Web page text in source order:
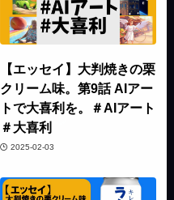
【エッセイ】大判焼きの栗
クリーム味。第9話 AIアー
トで大喜利を。＃AIアート
＃大喜利
2025-02-03